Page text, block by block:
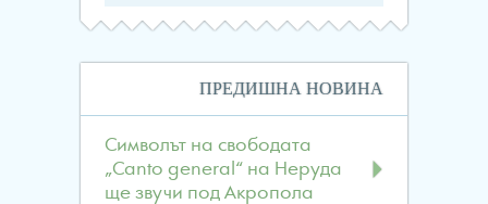
Навигация
в
публикациите
ПРЕДИШНА НОВИНА
Символът на свободата
„Canto general“ на Неруда
ще звучи под Акропола